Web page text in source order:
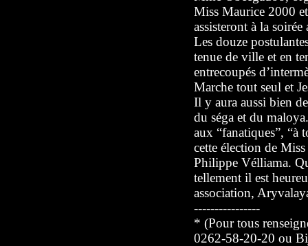
Miss Maurice 2000
assisteront à la
Les douze
tenue de ville et en
entrecoupés
Marche tout seul et
Il y aura aussi bien
du séga et du
aux “fanatiques”, “à
cette élection de
Philippe Vélliama.
tellement il est
association,
----------------
* (Pour tous
0262-58-20-20 ou